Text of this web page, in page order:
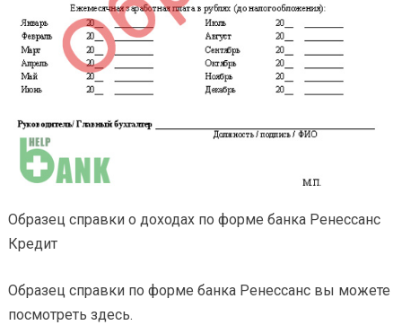
Образец справки о доходах по форме банка Ренессанс
Кредит
Образец справки по форме банка Ренессанс вы можете
посмотреть здесь.